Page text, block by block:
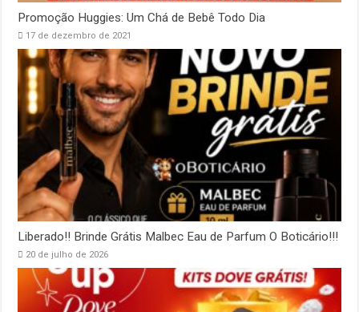
Promoção Huggies: Um Chá de Bebê Todo Dia
17 de dezembro de 2021
Liberado!! Brinde Grátis Malbec Eau de Parfum O Boticário!!!
20 de julho de 2026